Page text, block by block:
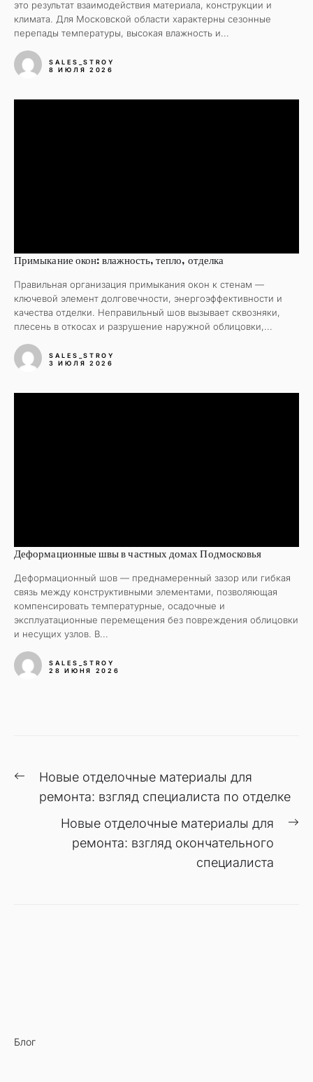
это результат взаимодействия материала, конструкции и
климата. Для Московской области характерны сезонные
перепады температуры, высокая влажность и...
SALES_STROY
8 ИЮЛЯ 2026
Примыкание окон: влажность, тепло, отделка
Правильная организация примыкания окон к стенам —
ключевой элемент долговечности, энергоэффективности и
качества отделки. Неправильный шов вызывает сквозняки,
плесень в откосах и разрушение наружной облицовки,...
SALES_STROY
3 ИЮЛЯ 2026
Деформационные швы в частных домах Подмосковья
Деформационный шов — преднамеренный зазор или гибкая
связь между конструктивными элементами, позволяющая
компенсировать температурные, осадочные и
эксплуатационные перемещения без повреждения облицовки
и несущих узлов. В...
SALES_STROY
28 ИЮНЯ 2026
Навигация
записям
Предыдущая
запись:
Новые отделочные материалы для
ремонта: взгляд специалиста по отделке
Новые отделочные материалы для
ремонта: взгляд окончательного
специалиста
Блог